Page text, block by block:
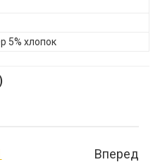
5% хлопок
Вперед